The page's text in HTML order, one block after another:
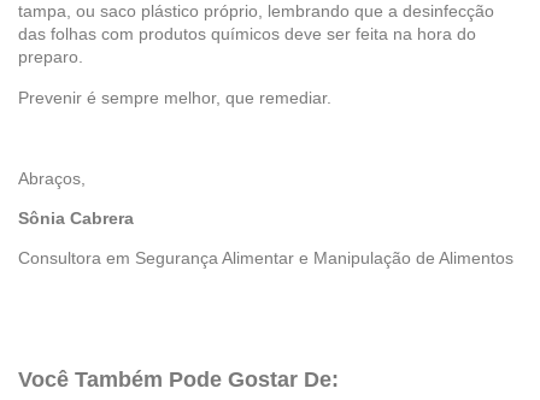
tampa, ou saco plástico próprio, lembrando que a desinfecção
das folhas com produtos químicos deve ser feita na hora do
preparo.
Prevenir é sempre melhor, que remediar.
Abraços,
Sônia Cabrera
Consultora em Segurança Alimentar e Manipulação de Alimentos
Você Também Pode Gostar De: